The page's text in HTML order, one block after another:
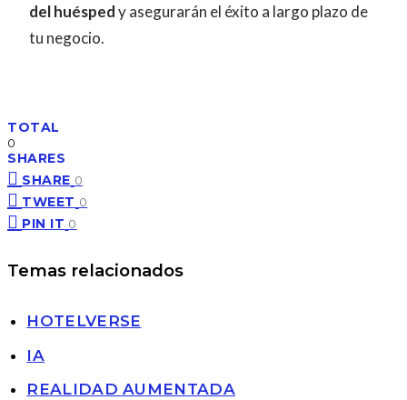
del huéspedy asegurarán el éxito a largo plazo de
tu negocio.
TOTAL
0
SHARES
SHARE 0
TWEET 0
PIN IT 0
Temas relacionados
HOTELVERSE
IA
REALIDAD AUMENTADA